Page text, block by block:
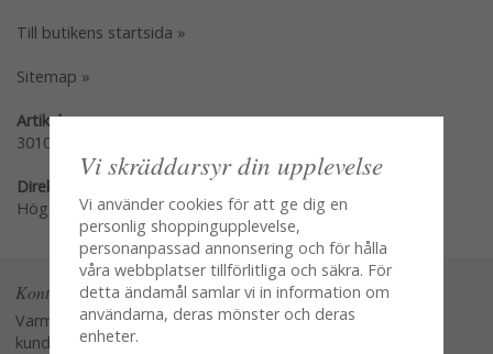
Till butikens startsida »
Sitemap »
Artikelnummer:
30104-00
Direktlänk:
Högerklicka och kopiera adressen
Kontakta oss
Varmt välkommen att kontakta vår
kundtjänst.
Vi skräddarsyr din upplevelse
Vi använder cookies för att ge dig en
personlig shoppingupplevelse,
personanpassad annonsering och för hålla
våra webbplatser tillförlitliga och säkra. För
detta ändamål samlar vi in information om
användarna, deras mönster och deras
enheter.